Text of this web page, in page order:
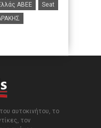
ΑΒΕΕ
Seat
αυτοκινήτου, το
τον